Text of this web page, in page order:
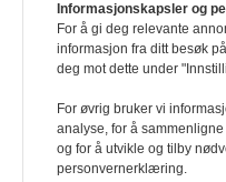
Kommunistpartiet i Vietnam
aviser, TV- og radiokanaler.
Logg inn her Ny abonnent?
og bedrifter.
Redaksjonen
Informasjonskapsler og
For å gi deg relevante
informasjon fra ditt besøk
deg mot dette under
For øvrig bruker vi
analyse, for å
og for å utvikle og tilby
personvernerklæring.